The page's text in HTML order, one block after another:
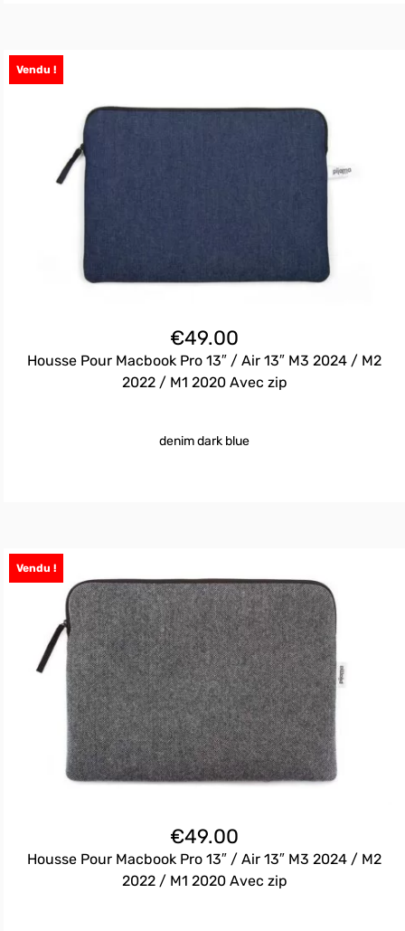
Vendu !
€49.00
Housse Pour Macbook Pro 13″ / Air 13″ M3 2024 / M2
2022 / M1 2020 Avec zip
denim dark blue
Vendu !
€49.00
Housse Pour Macbook Pro 13″ / Air 13″ M3 2024 / M2
2022 / M1 2020 Avec zip